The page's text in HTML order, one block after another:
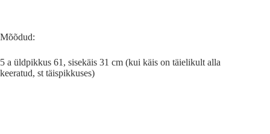
Mõõdud:
5 a üldpikkus 61, sisekäis 31 cm (kui käis on täielikult alla
keeratud, st täispikkuses)